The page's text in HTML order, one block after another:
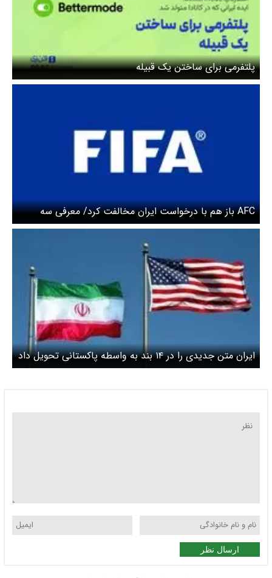
پلتفرمی برای ساختن یک قبیله
AFC باز هم با درخواست ایران مخالفت کرد/ معرفی سه
نماینده ایران تا ۱۰ خرداد
ایران متن جدیدی را در ۱۴ بند به واسطه پاکستانی تحویل داد
ارسال نظر